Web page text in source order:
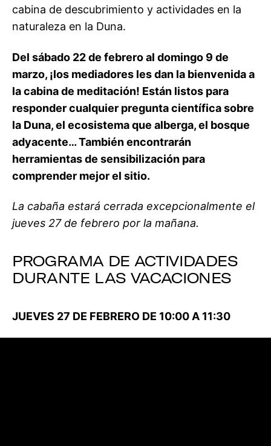
cabina de descubrimiento y actividades en la
naturaleza en la Duna.
Del sábado 22 de febrero al domingo 9 de
marzo, ¡los mediadores les dan la bienvenida a
la cabina de meditación! Están listos para
responder cualquier pregunta científica sobre
la Duna, el ecosistema que alberga, el bosque
adyacente… También encontrarán
herramientas de sensibilización para
comprender mejor el sitio.
La cabaña estará cerrada excepcionalmente el
jueves 27 de febrero por la mañana.
PROGRAMA DE ACTIVIDADES
DURANTE LAS VACACIONES
JUEVES 27 DE FEBRERO DE 10:00 A 11:30